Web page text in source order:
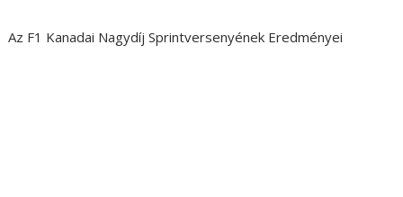
Az F1 Kanadai Nagydíj Sprintversenyének Eredményei